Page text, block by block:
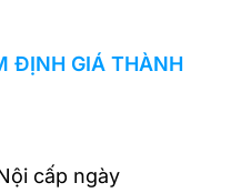
ĐỊNH GIÁ THÀNH
cấp ngày